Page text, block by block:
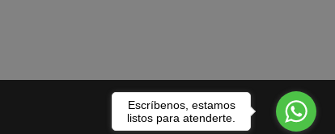
Escríbenos, estamos
listos para atenderte.